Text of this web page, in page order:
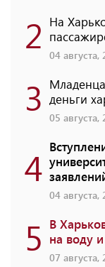
2 На
04 августа,
3 деньги
05
4
04
5 В
на воду
07